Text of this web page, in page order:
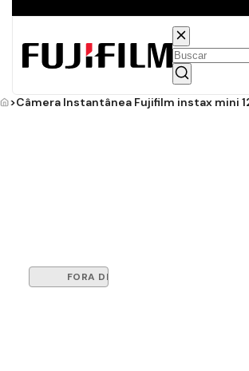
>Câmera Instantânea Fujifilm instax mini
FORA DE ESTOQUE